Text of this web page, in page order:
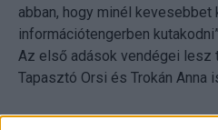
abban, hogy minél kevesebbet
információtengerben
Az első adások vendégei lesz
Tapasztó Orsi és Trokán Anna
A világ vezető